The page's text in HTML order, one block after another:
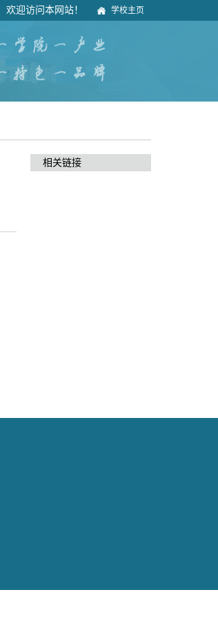
欢迎访问本网站！ 学校主页
相关链接